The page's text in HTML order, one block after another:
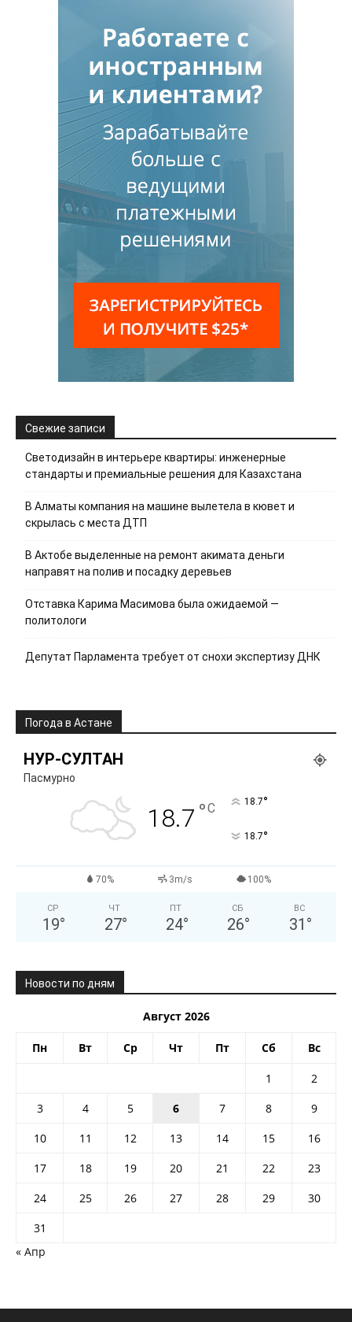
Свежие записи
Светодизайн в интерьере квартиры: инженерные
стандарты и премиальные решения для Казахстана
В Алматы компания на машине вылетела в кювет и
скрылась с места ДТП
В Актобе выделенные на ремонт акимата деньги
направят на полив и посадку деревьев
Отставка Карима Масимова была ожидаемой —
политологи
Депутат Парламента требует от снохи экспертизу ДНК
Погода в Астане
НУР-СУЛТАН
Пасмурно
18.7 °C 18.7°
18.7°
70% 3m/s 100%
СР
19°
ЧТ
27°
ПТ
24°
СБ
26°
ВС
31 °
Новости по дням
Август 2026
Пн Вт Ср Чт Пт Сб Вс
1
2
3
4 5 6 7 8
9
10
11 12 13 14 15
16
17
18 19 20 21 22
23
24
25 26 27 28 29
30
31
« Апр